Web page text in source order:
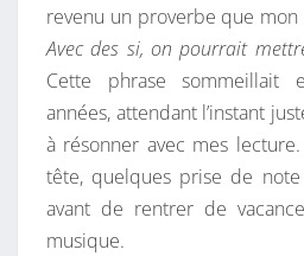
revenu un proverbe que
Avec des si, on pourrait
Cette phrase
années, attendant l’instant
à résonner avec mes
tête, quelques prise de
avant de rentrer de
musique.